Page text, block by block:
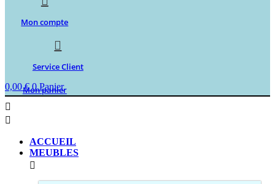
Mon compte
Service Client
0,00€ 0 Panier
Mon panier
ACCUEIL
MEUBLES